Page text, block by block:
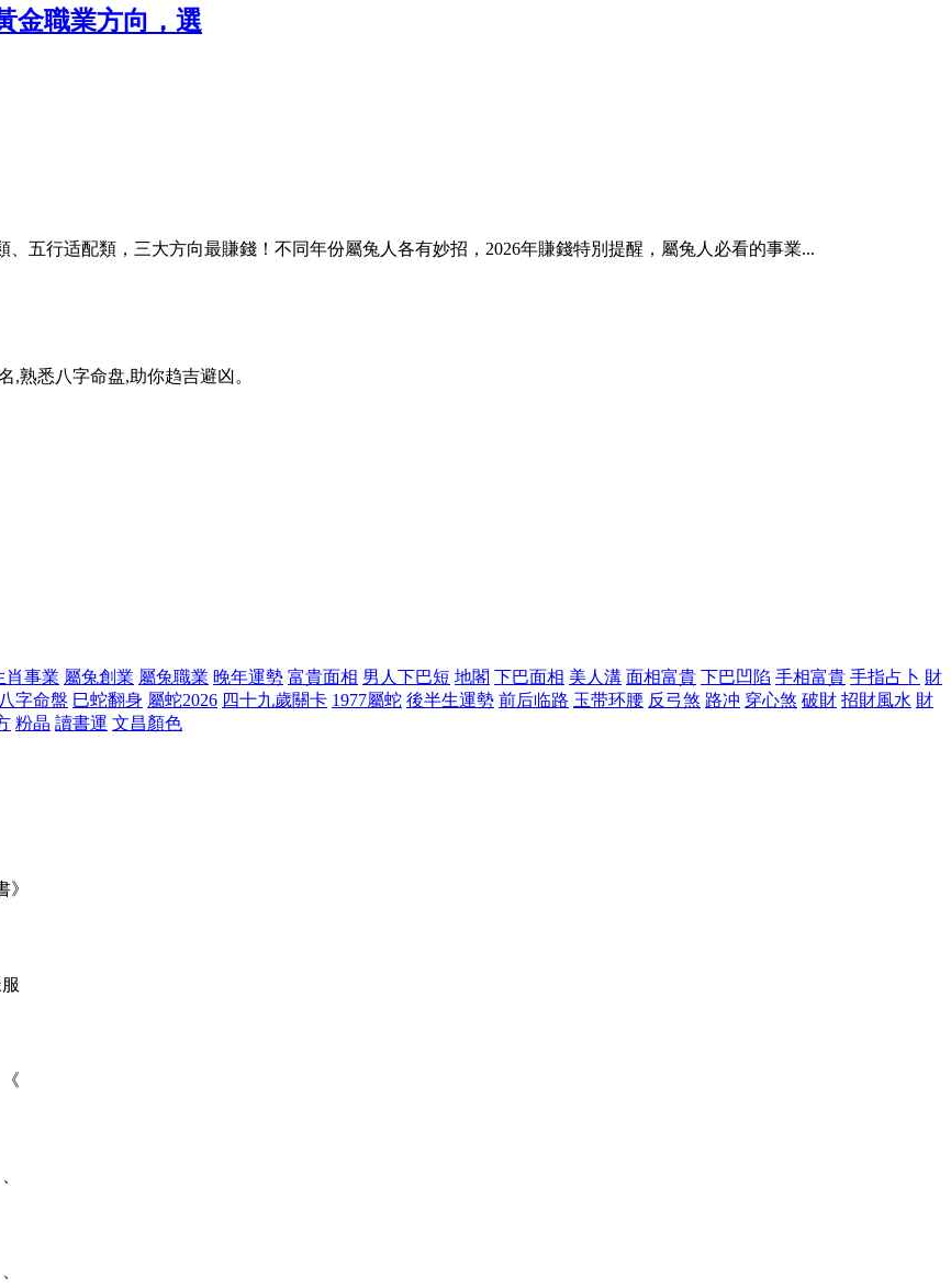
金職業方向，選
五行适配類，三大方向最賺錢！不同年份屬兔人各有妙招，2026年賺錢特別提醒，屬兔人必看的事業...
,熟悉八字命盘,助你趋吉避凶。
肖事業 屬兔創業 屬兔職業 晚年運勢 富貴面相 男人下巴短 地閣 下巴面相 美人溝 面相富貴 下巴凹陷 手相富貴 手指占卜 財
八字命盤 巳蛇翻身 屬蛇2026 四十九歲關卡 1977屬蛇 後半生運勢 前后临路 玉带环腰 反弓煞 路冲 穿心煞 破財 招財風水 財
粉晶 讀書運 文昌顏色